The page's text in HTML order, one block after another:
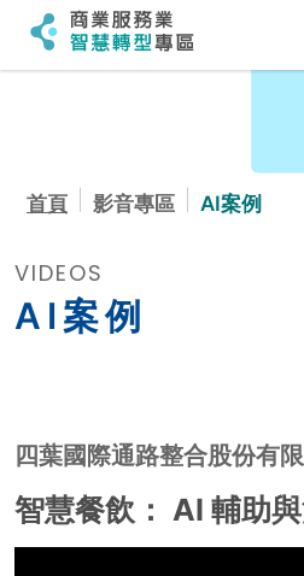
首頁 影音專區 AI案例
VIDEOS
AI案例
四葉國際通路整合股份有
智慧餐飲： AI 輔助